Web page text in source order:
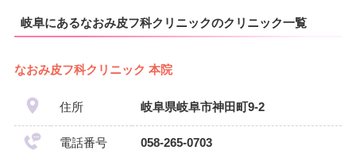
岐阜にあるなおみ皮フ科クリニックのクリニック一覧
なおみ皮フ科クリニック 本院
住所 岐阜県岐阜市神田町9-2
電話番号 058-265-0703